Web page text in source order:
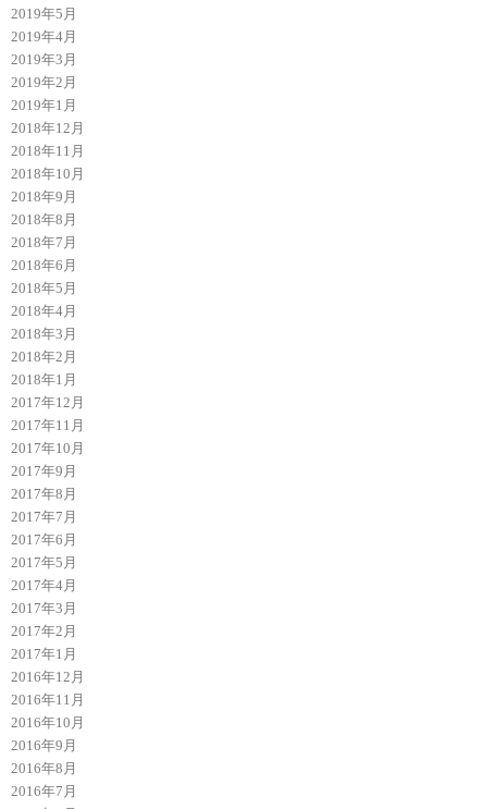
2019年5月
2019年4月
2019年3月
2019年2月
2019年1月
2018年12月
2018年11月
2018年10月
2018年9月
2018年8月
2018年7月
2018年6月
2018年5月
2018年4月
2018年3月
2018年2月
2018年1月
2017年12月
2017年11月
2017年10月
2017年9月
2017年8月
2017年7月
2017年6月
2017年5月
2017年4月
2017年3月
2017年2月
2017年1月
2016年12月
2016年11月
2016年10月
2016年9月
2016年8月
2016年7月